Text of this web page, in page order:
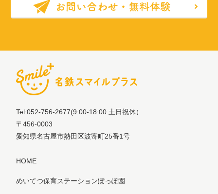
Tel:052-756-2677(9:00-18:00 土日祝休）
〒456-0003
愛知県名古屋市熱田区波寄町25番1号
HOME
めいてつ保育ステーションぽっぽ園